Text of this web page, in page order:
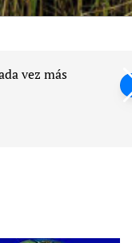
w
c
e
e
vez más